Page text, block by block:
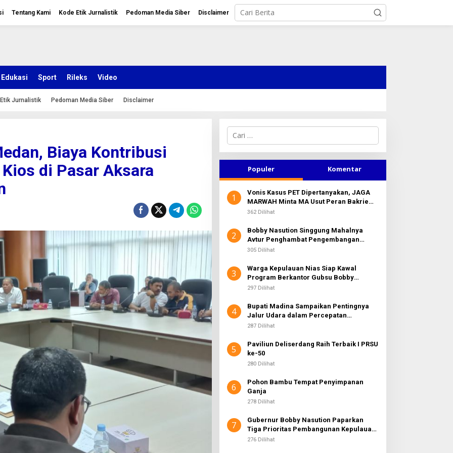
Tentang Kami Kode Etik Jurnalistik Pedoman Media Siber Disclaimer
Edukasi Sport Rileks Video
Etik Jurnalistik Pedoman Media Siber Disclaimer
Biaya Kontribusi
di Pasar Aksara
C
i
n
u
k
Populer Komentar
1
Vonis Kasus PET Dipertanyakan, JAGA
MARWAH Minta MA Usut Peran Bakrie
Group
362 Dilihat
2
Bobby Nasution Singgung Mahalnya
Avtur Penghambat Pengembangan
Industri Penerbangan di Sumut
305 Dilihat
3
Warga Kepulauan Nias Siap Kawal
Program Berkantor Gubsu Bobby
Nasution
297 Dilihat
4
Bupati Madina Sampaikan Pentingnya
Jalur Udara dalam Percepatan
Pembangunan
287 Dilihat
5
Paviliun Deliserdang Raih Terbaik I PRSU
ke-50
280 Dilihat
6
Pohon Bambu Tempat Penyimpanan
Ganja
278 Dilihat
7
Gubernur Bobby Nasution Paparkan
Tiga Prioritas Pembangunan Kepulauan
Nias
276 Dilihat